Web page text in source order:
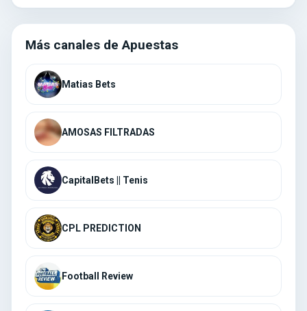
Más canales de Apuestas
AMOSAS FILTRADAS
CapitalBets || Tenis
CPL PREDICTION
Football Review